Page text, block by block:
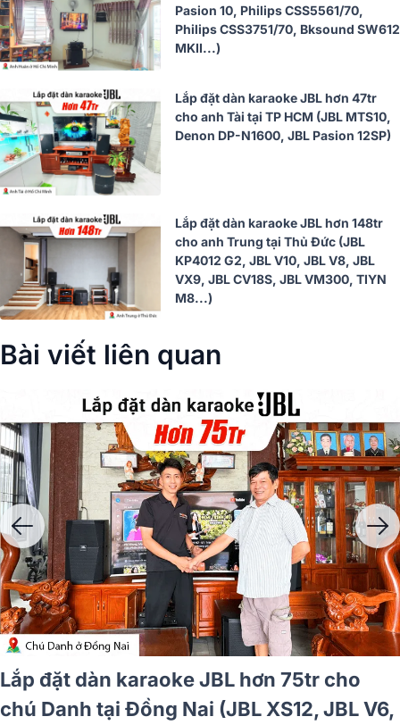
Pasion 10, Philips CSS5561/70,
Philips CSS3751/70, Bksound SW612
MKII...)
Lắp đặt dàn karaoke JBL hơn 47tr
cho anh Tài tại TP HCM (JBL MTS10,
Denon DP-N1600, JBL Pasion 12SP)
Lắp đặt dàn karaoke JBL hơn 148tr
cho anh Trung tại Thủ Đức (JBL
KP4012 G2, JBL V10, JBL V8, JBL
VX9, JBL CV18S, JBL VM300, TIYN
M8...)
Bài viết liên quan
Lắp đặt dàn karaoke JBL hơn 75tr cho
chú Danh tại Đồng Nai (JBL XS12, JBL V6,